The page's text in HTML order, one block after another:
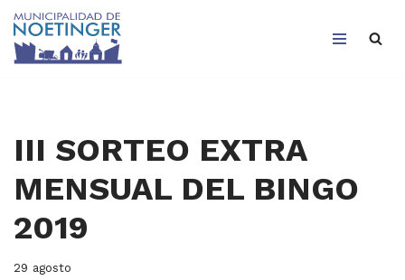
Saltar
III SORTEO EXTRA
MENSUAL DEL BINGO
2019
29 agosto